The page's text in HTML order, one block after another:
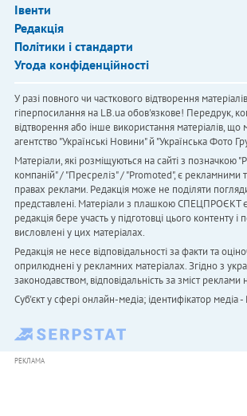
Івенти
Редакція
Політики і стандарти
Угода конфіденційності
У разі повного чи часткового відтворення
гіперпосилання на LB.ua обов'язкове! Передрук,
відтворення або інше використання матеріалів, що
агентство "Українськi Новини" й "Українська Фото
Матеріали, які розміщуються на сайті з позначкою
компаній" / "Пресреліз" / "Promoted", є рекламними
правах реклами. Редакція може не поділяти
представлені. Матеріали з плашкою СПЕЦПРОЄКТ
редакція бере участь у підготовці цього контенту і
висловлені у цих матеріалах.
Редакція не несе відповідальності за факти та
оприлюднені у рекламних матеріалах. Згідно з
законодавством, відповідальність за зміст
Cуб'єкт у сфері онлайн-медіа; ідентифікатор медіа
РЕКЛАМА